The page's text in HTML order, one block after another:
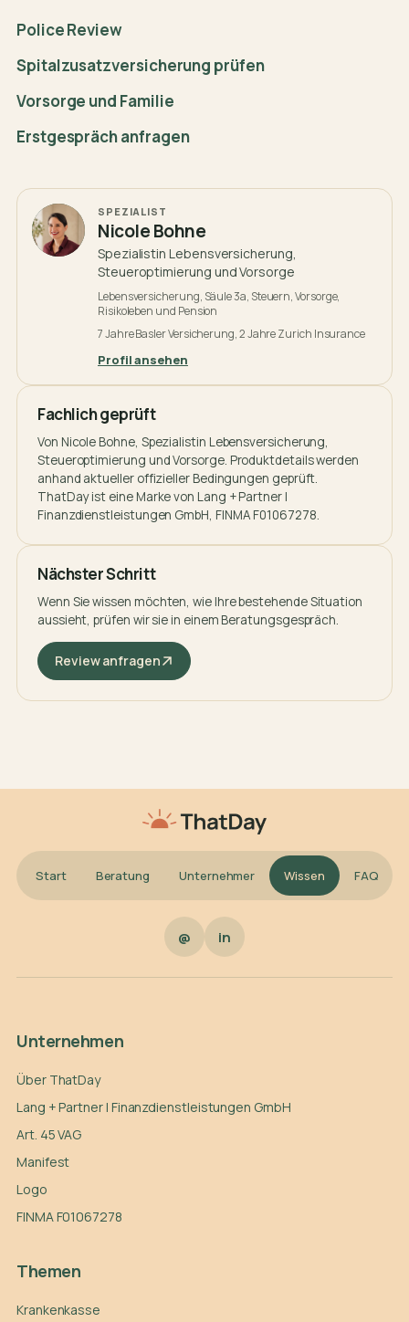
Police Review
Spitalzusatzversicherung prüfen
Vorsorge und Familie
Erstgespräch anfragen
SPEZIALIST
Nicole Bohne
Spezialistin Lebensversicherung,
Steueroptimierung und Vorsorge
Lebensversicherung, Säule 3a, Steuern, Vorsorge,
Risikoleben und Pension
7 Jahre Basler Versicherung, 2 Jahre Zurich Insurance
Profil ansehen
Fachlich geprüft
Von Nicole Bohne, Spezialistin Lebensversicherung,
Steueroptimierung und Vorsorge. Produktdetails werden
anhand aktueller offizieller Bedingungen geprüft.
ThatDay ist eine Marke von Lang + Partner |
Finanzdienstleistungen GmbH, FINMA F01067278.
Nächster Schritt
Wenn Sie wissen möchten, wie Ihre bestehende Situation
aussieht, prüfen wir sie in einem Beratungsgespräch.
Review anfragen
Start Beratung Unternehmer Wissen FAQ
@ in
Unternehmen
Über ThatDay
Lang + Partner | Finanzdienstleistungen GmbH
Art. 45 VAG
Manifest
Logo
FINMA F01067278
Themen
Krankenkasse